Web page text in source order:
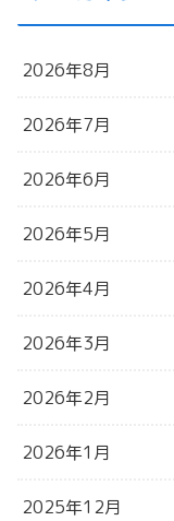
2026年8月
2026年7月
2026年6月
2026年5月
2026年4月
2026年3月
2026年2月
2026年1月
2025年12月